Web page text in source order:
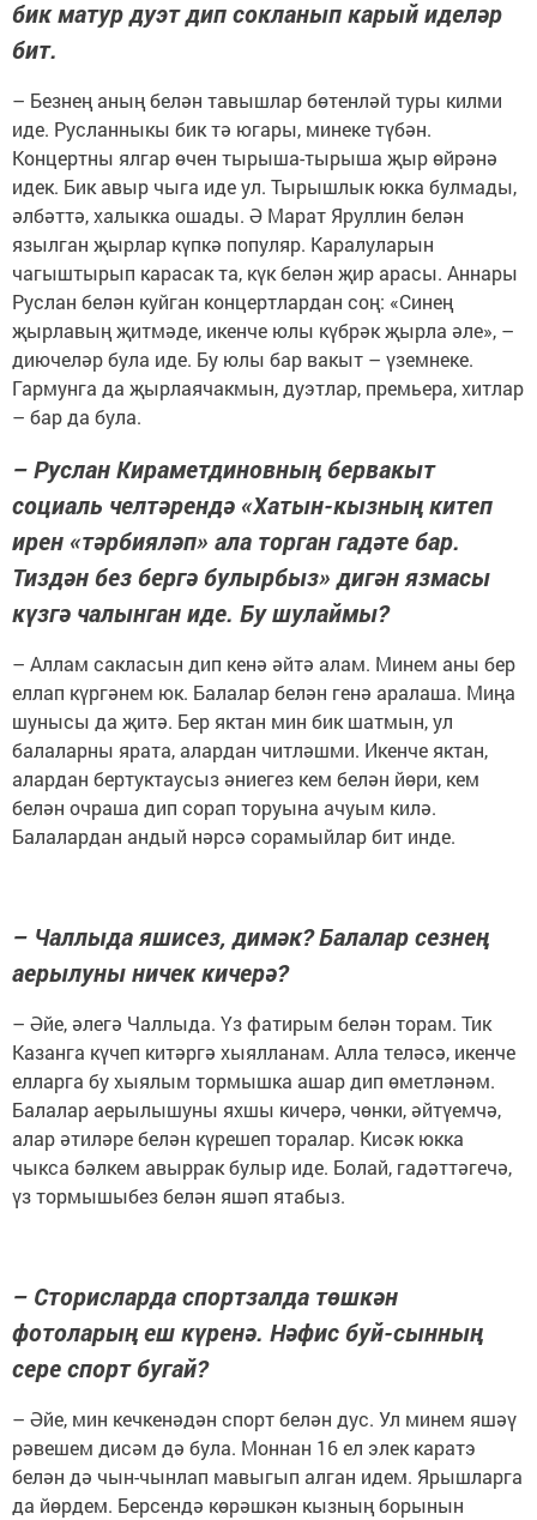
бик матур дуэт дип сокланып карый иделәр
бит.
– Безнең аның белән тавышлар бөтенләй туры килми
иде. Русланныкы бик тә югары, минеке түбән.
Концертны ялгар өчен тырыша-тырыша җыр өйрәнә
идек. Бик авыр чыга иде ул. Тырышлык юкка булмады,
әлбәттә, халыкка ошады. Ә Марат Яруллин белән
язылган җырлар күпкә популяр. Каралуларын
чагыштырып карасак та, күк белән җир арасы. Аннары
Руслан белән куйган концертлардан соң: «Синең
җырлавың җитмәде, икенче юлы күбрәк җырла әле», –
диючеләр була иде. Бу юлы бар вакыт – үземнеке.
Гармунга да җырлаячакмын, дуэтлар, премьера, хитлар
– бар да була.
– Руслан Кираметдиновның бервакыт
социаль челтәрендә «Хатын-кызның китеп
ирен «тәрбияләп» ала торган гадәте бар.
Тиздән без бергә булырбыз» дигән язмасы
күзгә чалынган иде. Бу шулаймы?
– Аллам сакласын дип кенә әйтә алам. Минем аны бер
еллап күргәнем юк. Балалар белән генә аралаша. Миңа
шунысы да җитә. Бер яктан мин бик шатмын, ул
балаларны ярата, алардан читләшми. Икенче яктан,
алардан бертуктаусыз әниегез кем белән йөри, кем
белән очраша дип сорап торуына ачуым килә.
Балалардан андый нәрсә сорамыйлар бит инде.
– Чаллыда яшисез, димәк? Балалар сезнең
аерылуны ничек кичерә?
– Әйе, әлегә Чаллыда. Үз фатирым белән торам. Тик
Казанга күчеп китәргә хыялланам. Алла теләсә, икенче
елларга бу хыялым тормышка ашар дип өметләнәм.
Балалар аерылышуны яхшы кичерә, чөнки, әйтүемчә,
алар әтиләре белән күрешеп торалар. Кисәк юкка
чыкса бәлкем авыррак булыр иде. Болай, гадәттәгечә,
үз тормышыбез белән яшәп ятабыз.
– Сторисларда спортзалда төшкән
фотоларың еш күренә. Нәфис буй-сынның
сере спорт бугай?
– Әйе, мин кечкенәдән спорт белән дус. Ул минем яшәү
рәвешем дисәм дә була. Моннан 16 ел элек каратэ
белән дә чын-чынлап мавыгып алган идем. Ярышларга
да йөрдем. Берсендә көрәшкән кызның борынын